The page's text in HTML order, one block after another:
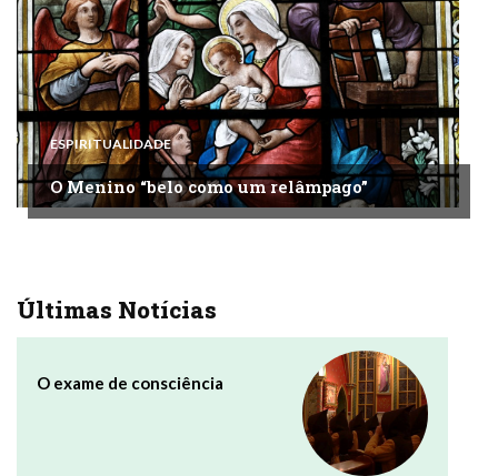
ESPIRITUALIDADE
O Menino “belo como um relâmpago”
Últimas Notícias
O exame de consciência